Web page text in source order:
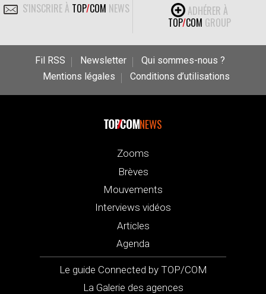
S'INSCRIRE À TOP/COM NEWS
ADHÉRER À
TOP/COM GROUP
Fil RSS Newsletter
Qui sommes-nous ?
Mentions légales
Conditions d’utilisations
NEWS
Zooms
Brèves
Mouvements
Interviews vidéos
Articles
Agenda
Le guide Connected by TOP/COM
La Galerie des agences